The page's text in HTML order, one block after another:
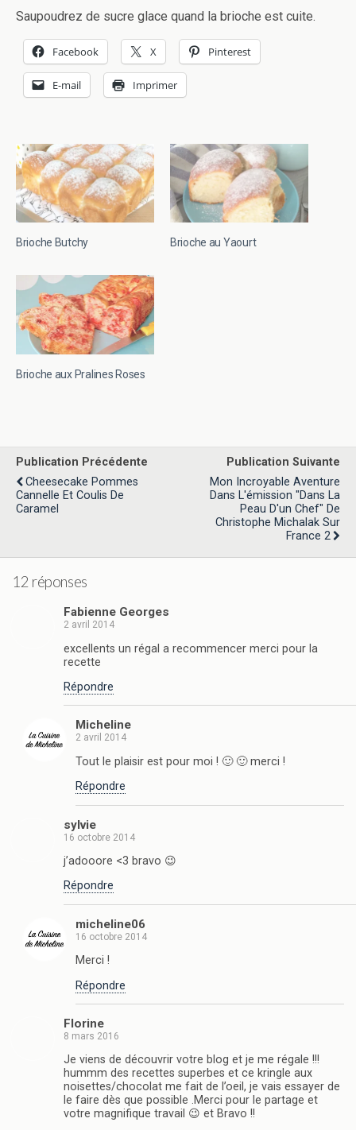
Saupoudrez de sucre glace quand la brioche est cuite.
Facebook X Pinterest
E-mail Imprimer
Brioche Butchy Brioche au Yaourt
Brioche aux Pralines Roses
Publication Précédente
Cheesecake Pommes
Cannelle Et Coulis De
Caramel
Publication Suivante
Mon Incroyable Aventure
Dans L'émission "Dans La
Peau D'un Chef" De
Christophe Michalak Sur
France 2
12 réponses
Fabienne Georges
2 avril 2014
excellents un régal a recommencer merci pour la
recette
Répondre
Micheline
2 avril 2014
Tout le plaisir est pour moi ! 🙂 🙂 merci !
Répondre
sylvie
16 octobre 2014
j’adooore <3 bravo 😉
Répondre
micheline06
16 octobre 2014
Merci !
Répondre
Florine
8 mars 2016
Je viens de découvrir votre blog et je me régale !!!
hummm des recettes superbes et ce kringle aux
noisettes/chocolat me fait de l’oeil, je vais essayer de
le faire dès que possible .Merci pour le partage et
votre magnifique travail 😉 et Bravo !!